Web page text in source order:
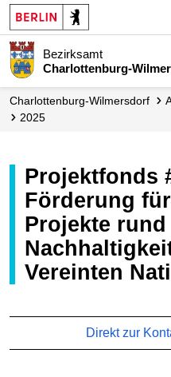
Bezirksamt
Charlottenburg-
Charlottenburg-Wilmersdorf
2025
Projektfonds #2030:
Förderung
Projekte rund
Vereinten
Direkt zur